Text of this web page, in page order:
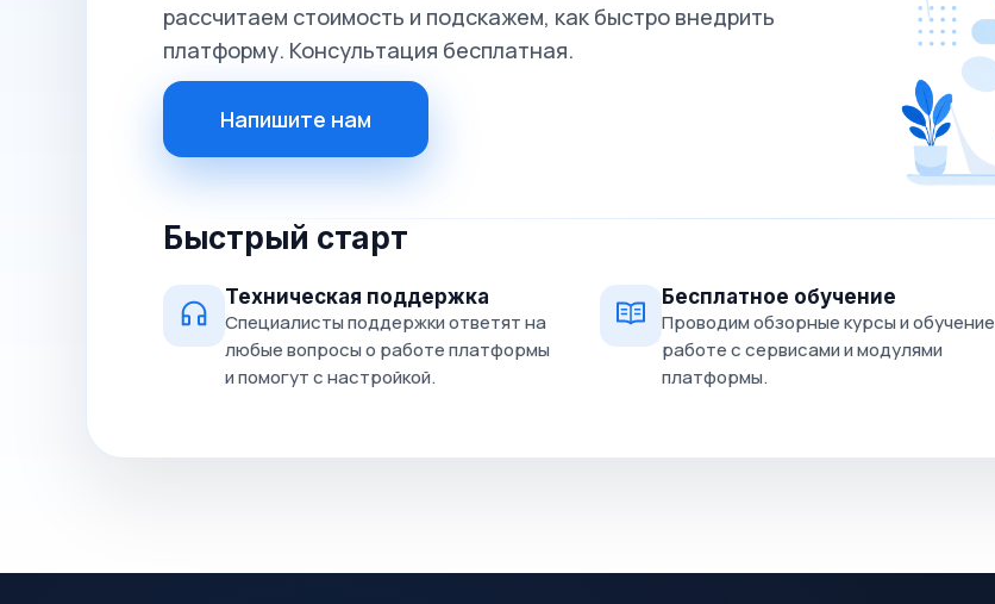
рассчитаем стоимость и подскажем, как быстро внедрить
платформу. Консультация бесплатная.
Напишите нам
Быстрый старт
Техническая поддержка
Специалисты поддержки ответят на
любые вопросы о работе платформы
и помогут с настройкой.
Бесплатное обучение
Проводим обзорные курсы и обучение
работе с сервисами и модулями
платформы.